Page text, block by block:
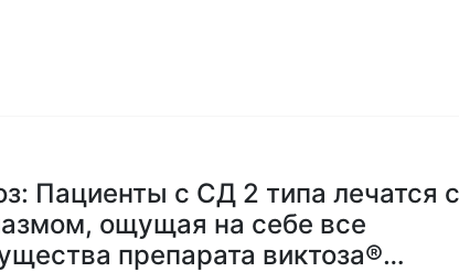
Пациенты с СД 2 типа лечатся с
ощущая на себе все
препарата виктоза®…